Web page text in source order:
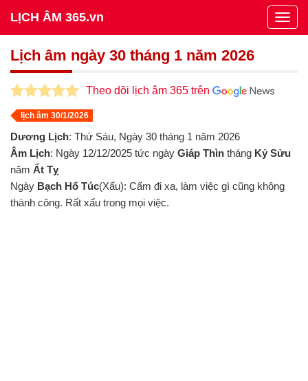
LỊCH ÂM 365.vn
Lịch âm ngày 30 tháng 1 năm 2026
Theo dõi lịch âm 365 trên
lịch âm 30/1/2026
Dương Lịch: Thứ Sáu, Ngày 30 tháng 1 năm 2026
Âm Lịch: Ngày 12/12/2025 tức ngày Giáp Thìn tháng Kỷ Sửu
năm Ất Tỵ
Ngày Bạch Hổ Túc(Xấu): Cấm đi xa, làm việc gì cũng không
thành công. Rất xấu trong mọi việc.